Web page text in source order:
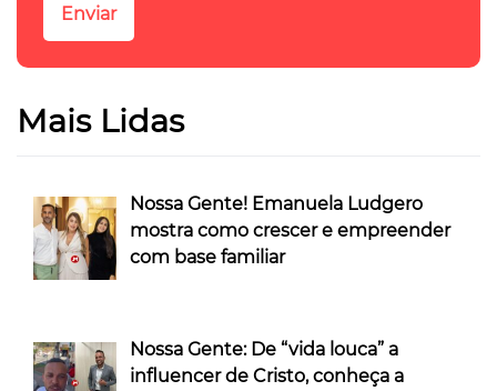
Mais Lidas
Nossa Gente! Emanuela Ludgero
mostra como crescer e empreender
com base familiar
Nossa Gente: De “vida louca” a
influencer de Cristo, conheça a